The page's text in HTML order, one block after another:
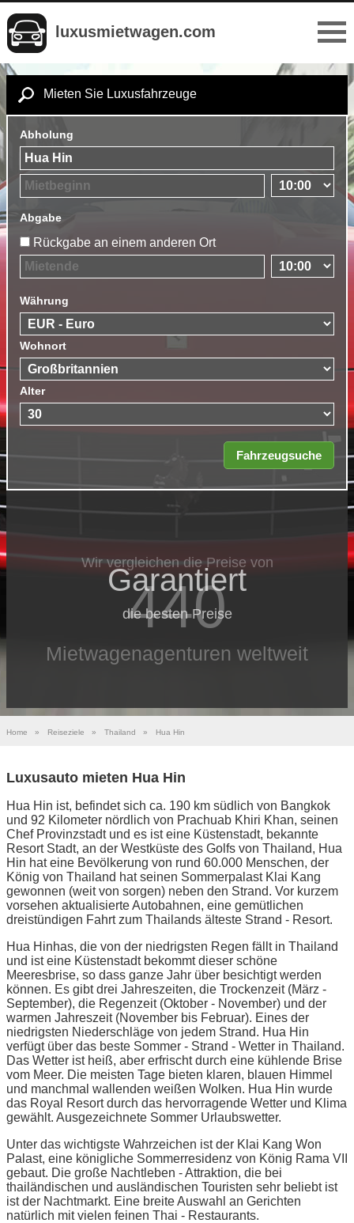
luxusmietwagen.com
Mieten Sie Luxusfahrzeuge
Abholung
Abgabe
Rückgabe an einem anderen Ort
Währung
Wohnort
Alter
Wir vergleichen die Preise von
440
Mietwagenagenturen weltweit
Garantiert
die besten Preise
Home » Reiseziele » Thailand » Hua Hin
Luxusauto mieten Hua Hin
Hua Hin ist, befindet sich ca. 190 km südlich von Bangkok
und 92 Kilometer nördlich von Prachuab Khiri Khan, seinen
Chef Provinzstadt und es ist eine Küstenstadt, bekannte
Resort Stadt, an der Westküste des Golfs von Thailand, Hua
Hin hat eine Bevölkerung von rund 60.000 Menschen, der
König von Thailand hat seinen Sommerpalast Klai Kang
gewonnen (weit von sorgen) neben den Strand. Vor kurzem
vorsehen aktualisierte Autobahnen, eine gemütlichen
dreistündigen Fahrt zum Thailands älteste Strand - Resort.
Hua Hinhas, die von der niedrigsten Regen fällt in Thailand
und ist eine Küstenstadt bekommt dieser schöne
Meeresbrise, so dass ganze Jahr über besichtigt werden
können. Es gibt drei Jahreszeiten, die Trockenzeit (März -
September), die Regenzeit (Oktober - November) und der
warmen Jahreszeit (November bis Februar). Eines der
niedrigsten Niederschläge von jedem Strand. Hua Hin
verfügt über das beste Sommer - Strand - Wetter in Thailand.
Das Wetter ist heiß, aber erfrischt durch eine kühlende Brise
vom Meer. Die meisten Tage bieten klaren, blauen Himmel
und manchmal wallenden weißen Wolken. Hua Hin wurde
das Royal Resort durch das hervorragende Wetter und Klima
gewählt. Ausgezeichnete Sommer Urlaubswetter.
Unter das wichtigste Wahrzeichen ist der Klai Kang Won
Palast, eine königliche Sommerresidenz von König Rama VII
gebaut. Die große Nachtleben - Attraktion, die bei
thailändischen und ausländischen Touristen sehr beliebt ist
ist der Nachtmarkt. Eine breite Auswahl an Gerichten
natürlich mit vielen feinen Thai - Restaurants.